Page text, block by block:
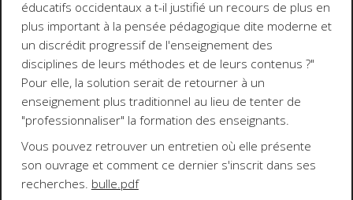
éducatifs occidentaux a t-il justifié un recours de plus en
plus important à la pensée pédagogique dite moderne et
un discrédit progressif de l'enseignement des
disciplines de leurs méthodes et de leurs contenus ?"
Pour elle, la solution serait de retourner à un
enseignement plus traditionnel au lieu de tenter de
"professionnaliser" la formation des enseignants.
Vous pouvez retrouver un entretien où elle présente
son ouvrage et comment ce dernier s'inscrit dans ses
recherches. bulle.pdf